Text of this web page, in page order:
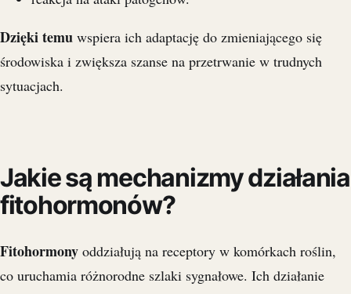
Dzięki temu wspiera ich adaptację do zmieniającego się
środowiska i zwiększa szanse na przetrwanie w trudnych
sytuacjach.
Jakie są mechanizmy działania
fitohormonów?
Fitohormony oddziałują na receptory w komórkach roślin,
co uruchamia różnorodne szlaki sygnałowe. Ich działanie